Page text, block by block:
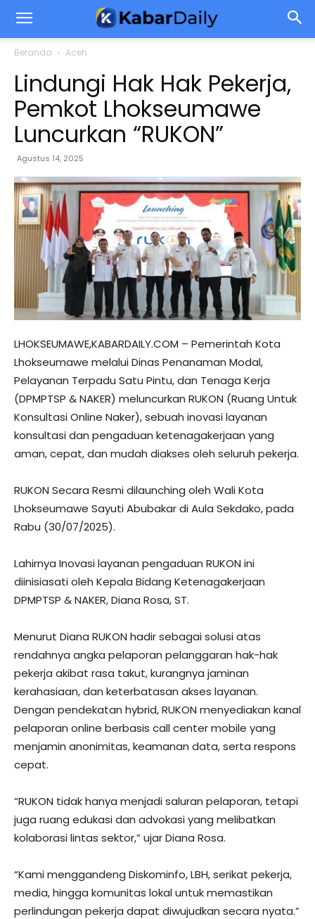
Beranda Aceh
Lindungi Hak Hak Pekerja,
Pemkot Lhokseumawe
Luncurkan “RUKON”
Agustus 14, 2025
LHOKSEUMAWE,KABARDAILY.COM – Pemerintah Kota
Lhokseumawe melalui Dinas Penanaman Modal,
Pelayanan Terpadu Satu Pintu, dan Tenaga Kerja
(DPMPTSP & NAKER) meluncurkan RUKON (Ruang Untuk
Konsultasi Online Naker), sebuah inovasi layanan
konsultasi dan pengaduan ketenagakerjaan yang
aman, cepat, dan mudah diakses oleh seluruh pekerja.
RUKON Secara Resmi dilaunching oleh Wali Kota
Lhokseumawe Sayuti Abubakar di Aula Sekdako, pada
Rabu (30/07/2025).
Lahirnya Inovasi layanan pengaduan RUKON ini
diinisiasati oleh Kepala Bidang Ketenagakerjaan
DPMPTSP & NAKER, Diana Rosa, ST.
Menurut Diana RUKON hadir sebagai solusi atas
rendahnya angka pelaporan pelanggaran hak-hak
pekerja akibat rasa takut, kurangnya jaminan
kerahasiaan, dan keterbatasan akses layanan.
Dengan pendekatan hybrid, RUKON menyediakan kanal
pelaporan online berbasis call center mobile yang
menjamin anonimitas, keamanan data, serta respons
cepat.
“RUKON tidak hanya menjadi saluran pelaporan, tetapi
juga ruang edukasi dan advokasi yang melibatkan
kolaborasi lintas sektor,” ujar Diana Rosa.
“Kami menggandeng Diskominfo, LBH, serikat pekerja,
media, hingga komunitas lokal untuk memastikan
perlindungan pekerja dapat diwujudkan secara nyata.”